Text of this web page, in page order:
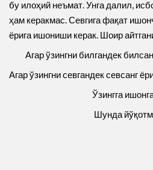
бу илоҳий неъмат. Унга далил,
ҳам керакмас. Севгига фақат
ёрига ишониши керак. Шоир
Агар ўзингни билгандек
Агар ўзингни севгандек севсанг
Ўзингга ишонгандек
Шунда йўқотмайсан